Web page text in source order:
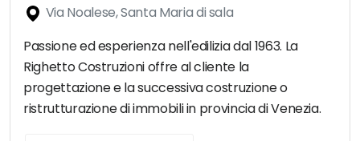
Via Noalese, Santa Maria di sala
Passione ed esperienza nell'edilizia dal 1963. La
Righetto Costruzioni offre al cliente la
progettazione e la successiva costruzione o
ristrutturazione di immobili in provincia di Venezia.